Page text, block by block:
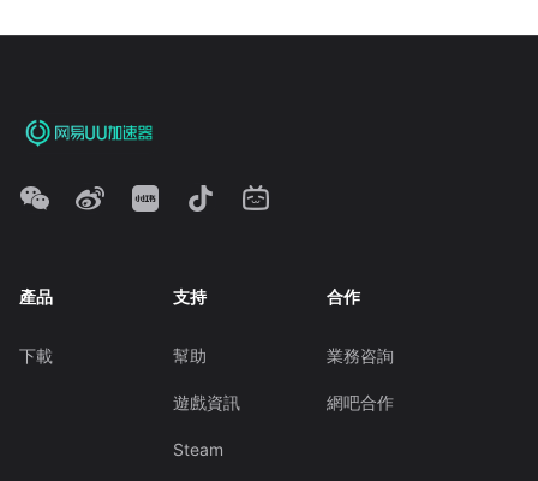
產品
下載
支持
幫助
遊戲資訊
Steam
合作
業務咨詢
網吧合作